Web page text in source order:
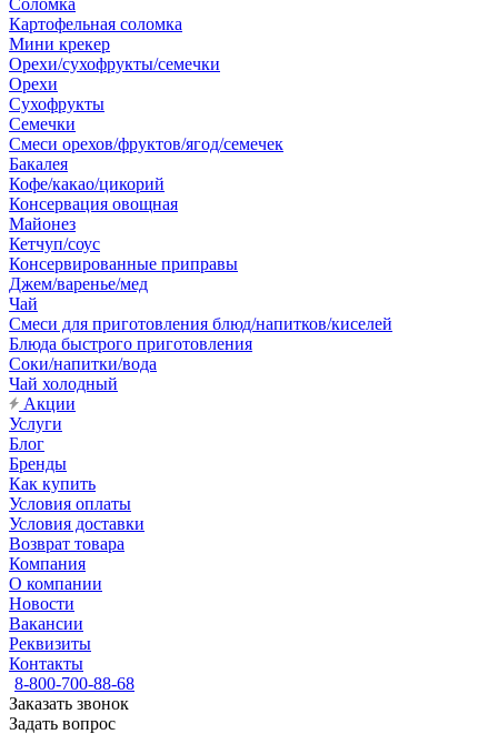
Соломка
Картофельная соломка
Мини крекер
Орехи/сухофрукты/семечки
Орехи
Сухофрукты
Семечки
Смеси орехов/фруктов/ягод/семечек
Бакалея
Кофе/какао/цикорий
Консервация овощная
Майонез
Кетчуп/соус
Консервированные приправы
Джем/варенье/мед
Чай
Смеси для приготовления блюд/напитков/киселей
Блюда быстрого приготовления
Соки/напитки/вода
Чай холодный
Акции
Услуги
Блог
Бренды
Как купить
Условия оплаты
Условия доставки
Возврат товара
Компания
О компании
Новости
Вакансии
Реквизиты
Контакты
8-800-700-88-68
Заказать звонок
Задать вопрос